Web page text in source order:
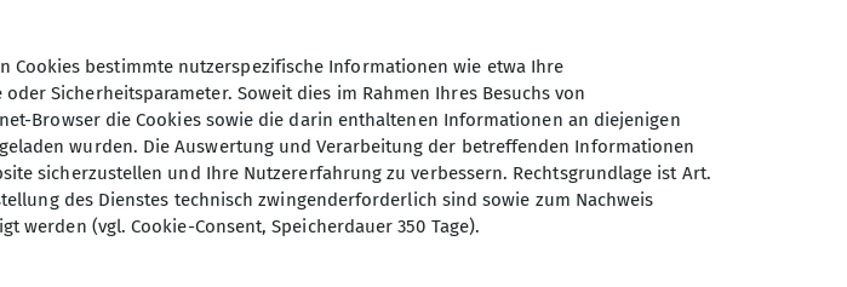
an die Kondition können dabei stark variieren. Die
Je nach Ausschreibung steht das gemeinschaftliche
im Vordergrund.
Cookies bestimmte nutzerspezifische Informationen wie etwa Ihre
Sicherheitsparameter. Soweit dies im Rahmen Ihres Besuchs von
Browser die Cookies sowie die darin enthaltenen Informationen an diejenigen
wurden. Die Auswertung und Verarbeitung der betreffenden Informationen
sicherzustellen und Ihre Nutzererfahrung zu verbessern. Rechtsgrundlage ist Art.
des Dienstes technisch zwingenderforderlich sind sowie zum Nachweis
werden (vgl. Cookie-Consent, Speicherdauer 350 Tage).